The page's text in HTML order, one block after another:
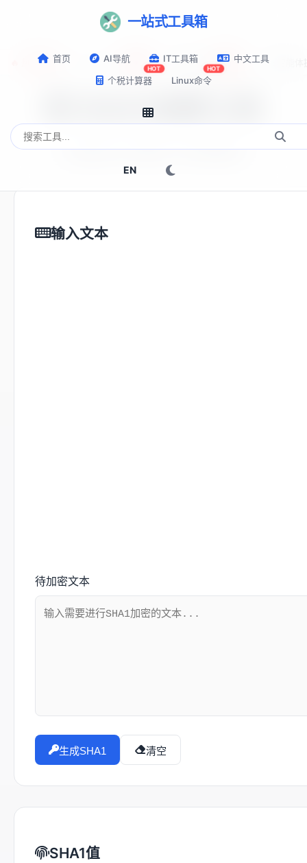
一站式工具箱
首页 AI导航 IT工具箱
中文工具
个税计算器
HOT
Linux命令
HOT
EN
🔥 热门推荐: Top-AI-Tools AI提示词秘籍 NEW AI IDE智能体
SHA1加密工具
在线生成SHA1哈希值，支持多种格式
输入文本
待加密文本
生成SHA1 清空
SHA1值